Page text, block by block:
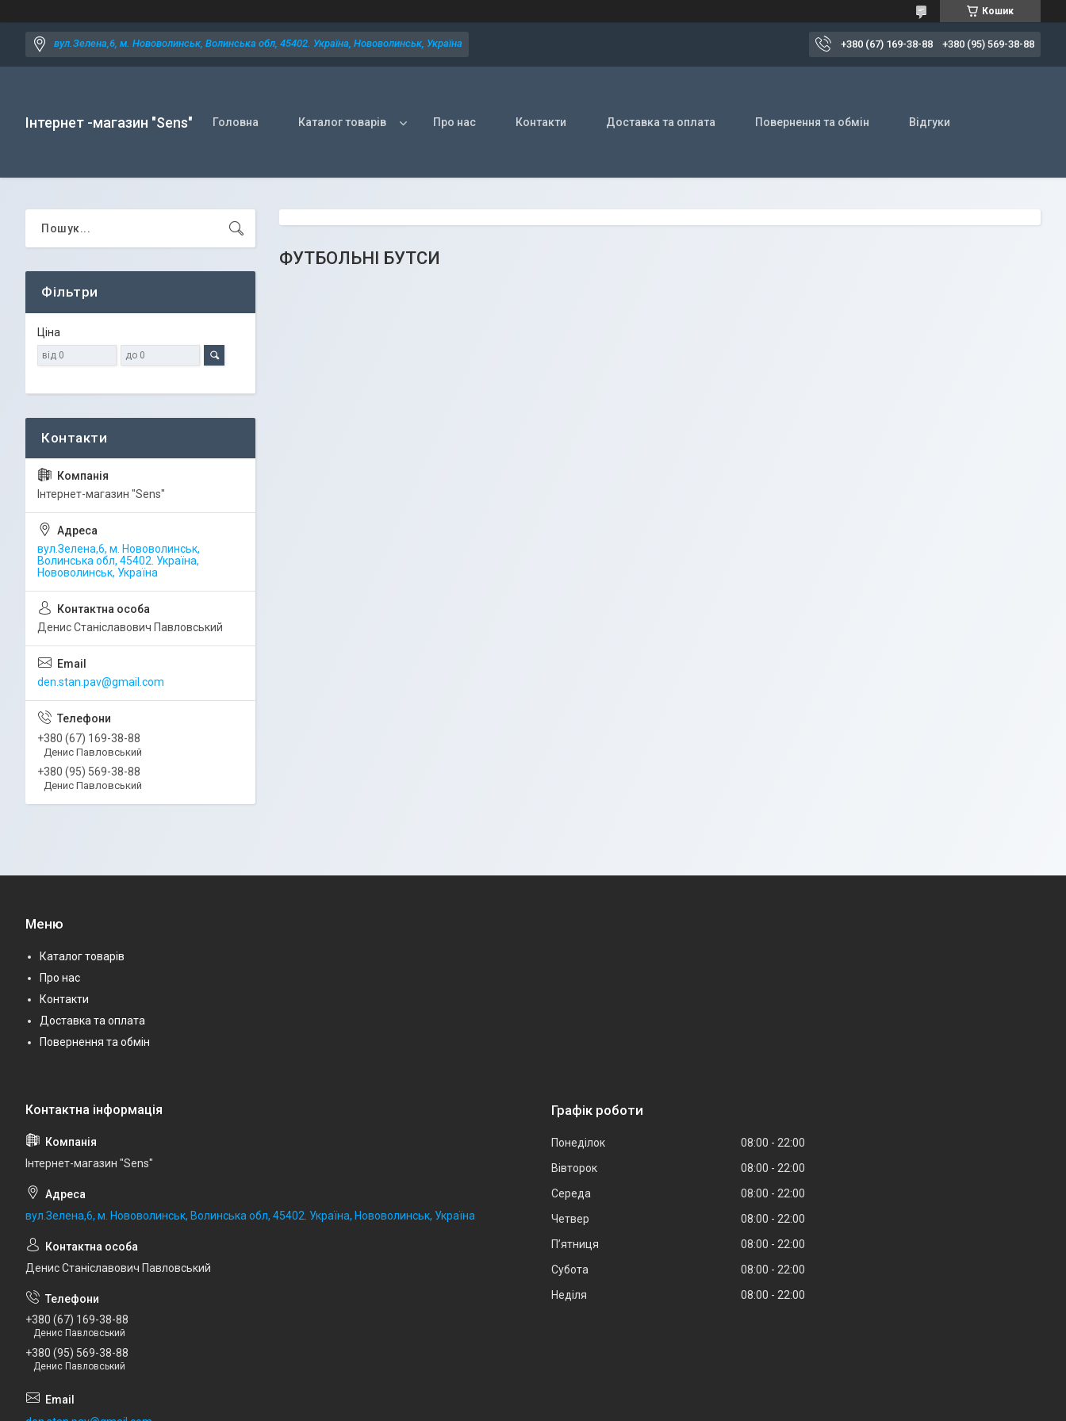
Кошик
вул.Зелена,6, м. Нововолинськ, Волинська обл, 45402. Україна, Нововолинськ, Україна +380 (67) 169-38-88 +380 (95) 569-38-88
Інтернет -магазин "Sens" Головна Каталог товарів Про нас Контакти Доставка та оплата Повернення та обмін Відгуки
ФУТБОЛЬНІ БУТСИ
Фільтри
Ціна
Iнтернет-магазин "Sens"
вул.Зелена,6, м. Нововолинськ,
Волинська обл, 45402. Україна,
Нововолинськ, Україна
Денис Станіславович Павловський
den.stan.pav@gmail.com
+380 (67) 169-38-88
Денис Павловський
+380 (95) 569-38-88
Денис Павловський
Меню
Каталог товарів
Про нас
Контакти
Доставка та оплата
Повернення та обмін
Iнтернет-магазин "Sens"
вул.Зелена,6, м. Нововолинськ, Волинська обл, 45402. Україна, Нововолинськ, Україна
Денис Станіславович Павловський
+380 (67) 169-38-88
Денис Павловський
+380 (95) 569-38-88
Денис Павловський
Графік роботи
Понеділок 08:00
22:00
Вівторок
08:00
22:00
Середа
08:00
22:00
Четвер
08:00
22:00
Пʼятниця
08:00
22:00
Субота
08:00
22:00
Неділя
08:00 22:00